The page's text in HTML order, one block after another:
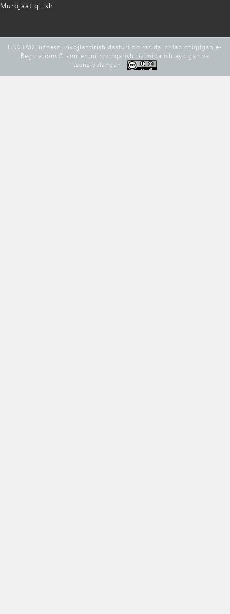
Murojaat qilish
UNCTAD Biznesni rivojlantirish dasturi doirasida ishlab chiqilgan e-
Regulations©️ kontentni boshqarish tizimida ishlaydigan va
litsenziyalangan